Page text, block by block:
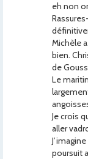
eh non
Michèle
bien.
de
Le
Je crois
aller
poursuit